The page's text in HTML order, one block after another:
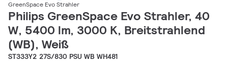
GreenSpace Evo Strahler
Philips GreenSpace Evo Strahler, 40
W, 5400 lm, 3000 K, Breitstrahlend
(WB), Weiß
ST333Y2 27S/830 PSU WB WH481